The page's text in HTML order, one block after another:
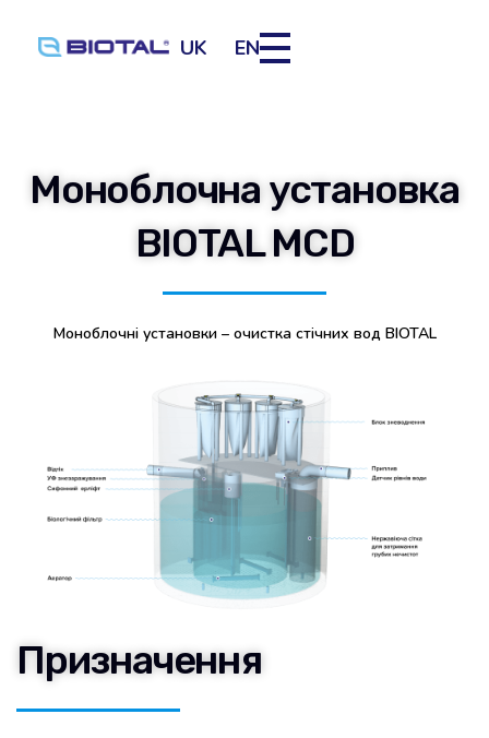
UK EN
Моноблочна установка
BIOTAL MCD
Моноблочні установки – очистка стічних вод BIOTAL
Призначення